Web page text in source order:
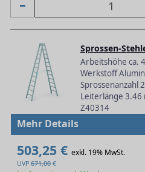
Sprossen-
Arbeitshöhe ca.
Werkstoff
Sprossenanzahl
Leiterlänge 3.46
Z40314
Mehr Details
503,25 € exkl. 19% MwSt.
UVP 671,00 €